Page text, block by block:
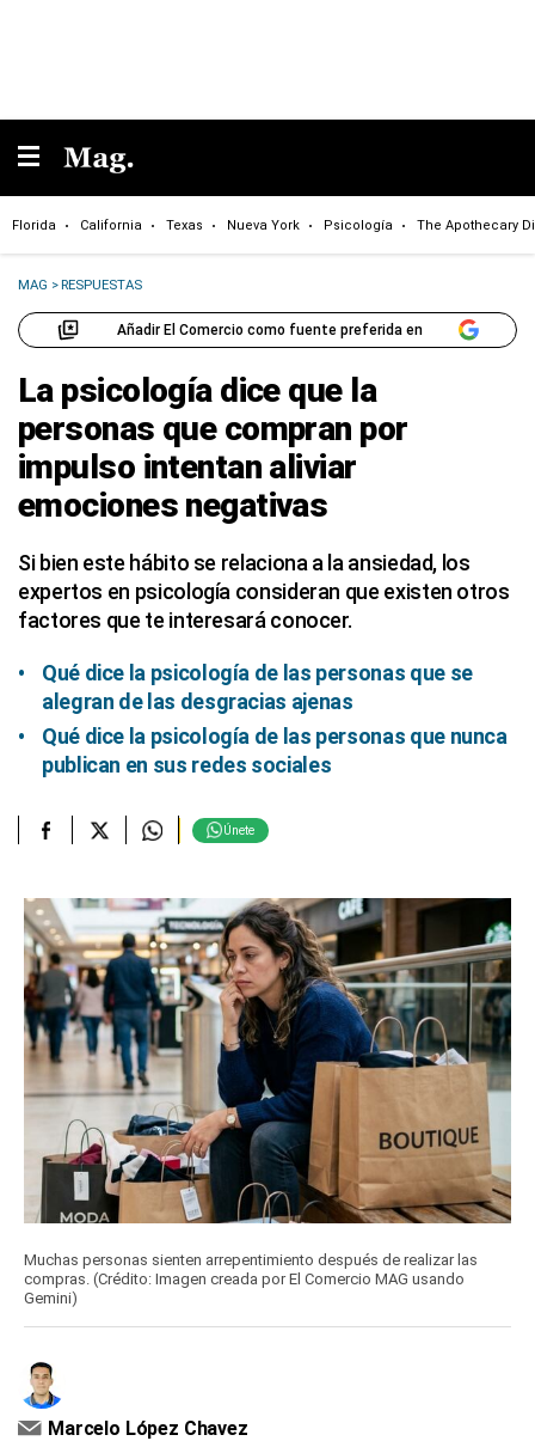
Florida California Texas Nueva York Psicología The Apothecary
MAG >RESPUESTAS
Añadir El Comercio como fuente preferida en
La psicología dice que la
personas que compran por
impulso intentan aliviar
emociones negativas
Si bien este hábito se relaciona a la ansiedad, los
expertos en psicología consideran que existen otros
factores que te interesará conocer.
Qué dice la psicología de las personas que se
alegran de las desgracias ajenas
Qué dice la psicología de las personas que nunca
publican en sus redes sociales
Únete
Muchas personas sienten arrepentimiento después de realizar las
compras. (Crédito: Imagen creada por El Comercio MAG usando
Gemini)
Marcelo López Chavez